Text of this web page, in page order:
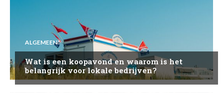
ALGEMEEN
Wat is een koopavond en waarom is het
belangrijk voor lokale bedrijven?